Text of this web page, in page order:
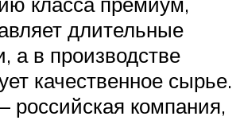
длительные
а в производстве
качественное сырье.
российская компания,